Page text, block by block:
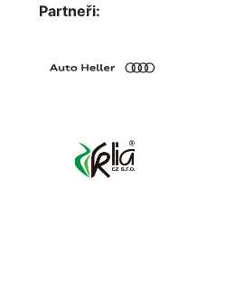
Partneři: